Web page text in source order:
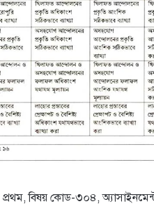
প্রথম, বিষয় কোড-৩০৪,